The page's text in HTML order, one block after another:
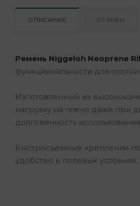
ОПИСАНИЕ ОТЗЫВЫ
Ремень Niggeloh Neoprene
функциональности для
Изготовленный из
нагрузку на плечо даже при
долговечность
Быстросъемные крепления
удобство в полевых